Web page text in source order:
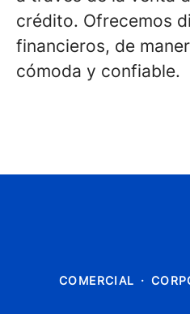
crédito. Ofrecemos
financieros, de
cómoda y confiable.
COMERCIAL ·